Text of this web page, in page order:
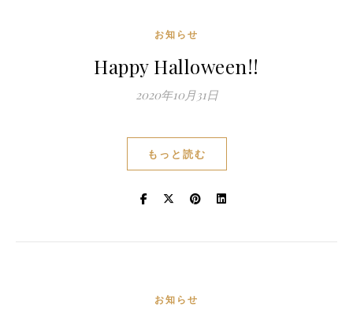
お知らせ
Happy Halloween!!
2020年10月31日
もっと読む
お知らせ